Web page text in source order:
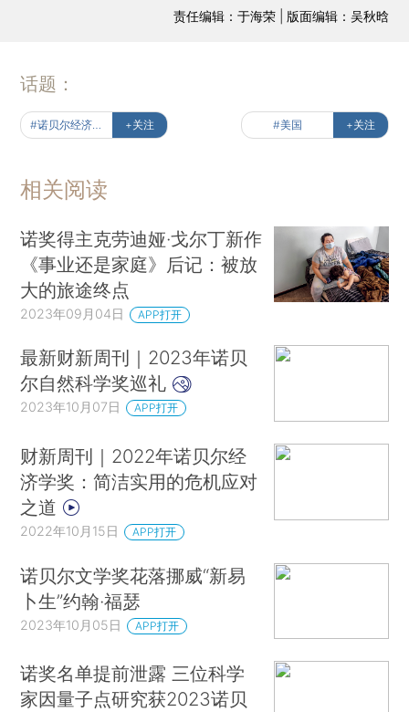
责任编辑：于海荣 | 版面编辑：吴秋晗
话题：
+关注 #美国 +关注
相关阅读
诺奖得主克劳迪娅·戈尔丁新作
《事业还是家庭》后记：被放
大的旅途终点
2023年09月04日 APP打开
最新财新周刊｜2023年诺贝
尔自然科学奖巡礼
2023年10月07日 APP打开
财新周刊｜2022年诺贝尔经
济学奖：简洁实用的危机应对
之道
2022年10月15日 APP打开
诺贝尔文学奖花落挪威“新易
卜生”约翰·福瑟
2023年10月05日 APP打开
诺奖名单提前泄露 三位科学
家因量子点研究获2023诺贝